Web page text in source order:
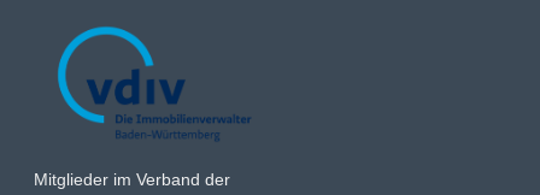
Mitglieder im Verband der